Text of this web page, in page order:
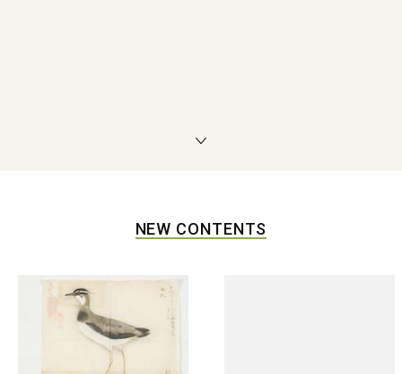
NEW CONTENTS